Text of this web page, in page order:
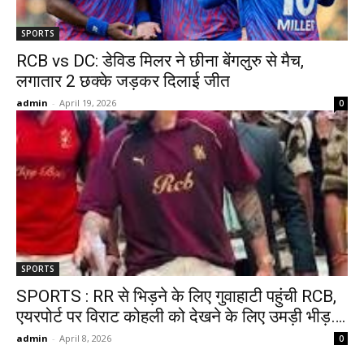
SPORTS
RCB vs DC: डेविड मिलर ने छीना बेंगलुरु से मैच,
लगातार 2 छक्के जड़कर दिलाई जीत
admin - April 19, 2026 0
SPORTS
SPORTS : RR से भिड़ने के लिए गुवाहाटी पहुंची RCB,
एयरपोर्ट पर विराट कोहली को देखने के लिए उमड़ी भीड़….
admin - April 8, 2026 0